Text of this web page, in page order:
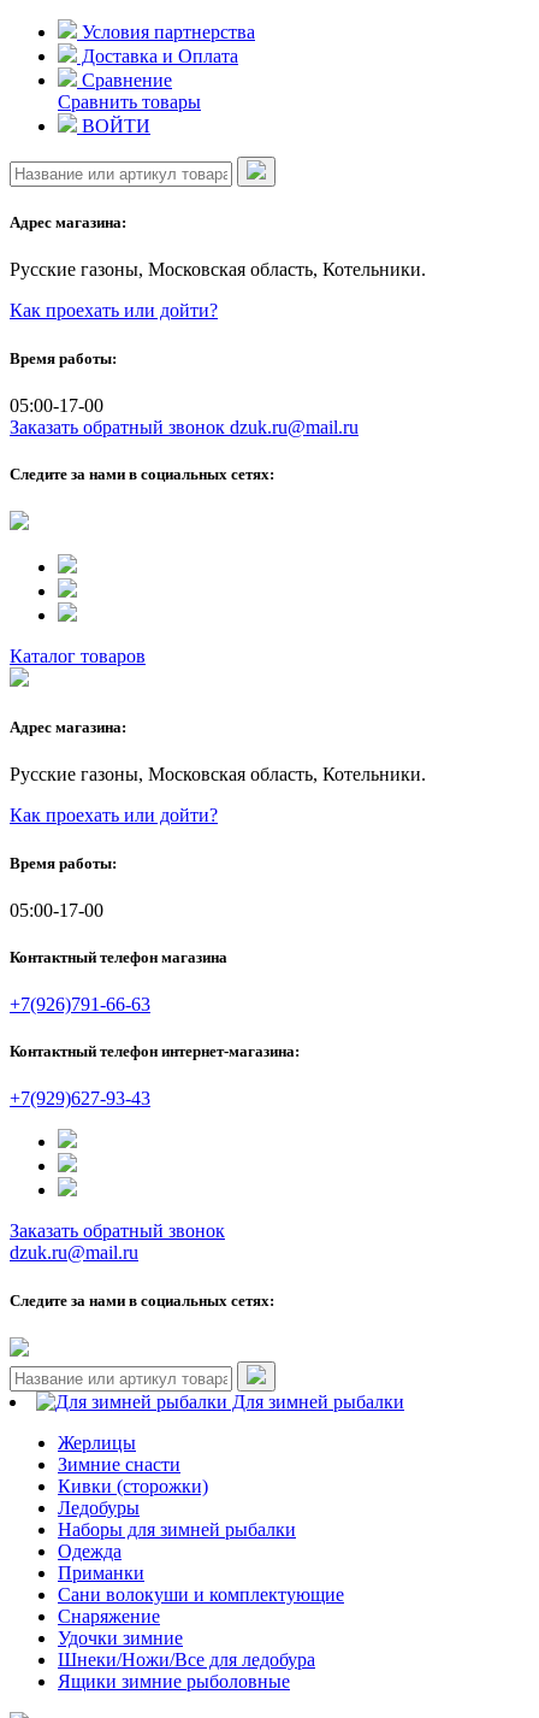
Skip
content
Условия партнерства
Доставка и Оплата
Сравнение
Сравнить товары
ВОЙТИ
Адрес магазина:
Русские газоны, Московская область, Котельники.
Как проехать или дойти?
Время работы:
05:00-17-00
Заказать обратный звонок dzuk.ru@mail.ru
Следите за нами в социальных сетях:
Каталог товаров
Адрес магазина:
Русские газоны, Московская область, Котельники.
Как проехать или дойти?
Время работы:
05:00-17-00
Контактный телефон магазина
+7(926)791-66-63
Контактный телефон интернет-магазина:
+7(929)627-93-43
Заказать обратный звонок
dzuk.ru@mail.ru
Следите за нами в социальных сетях:
Для зимней рыбалки
Жерлицы
Зимние снасти
Кивки (сторожки)
Ледобуры
Наборы для зимней рыбалки
Одежда
Приманки
Сани волокуши и комплектующие
Снаряжение
Удочки зимние
Шнеки/Ножи/Все для ледобура
Ящики зимние рыболовные